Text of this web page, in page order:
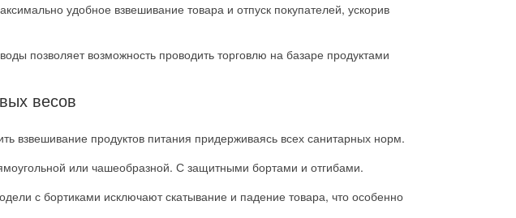
удобное взвешивание товара и отпуск покупателей, ускорив
позволяет возможность проводить торговлю на базаре продуктами
весов
взвешивание продуктов питания придерживаясь всех санитарных норм.
или чашеобразной. С защитными бортами и отгибами.
с бортиками исключают скатывание и падение товара, что особенно